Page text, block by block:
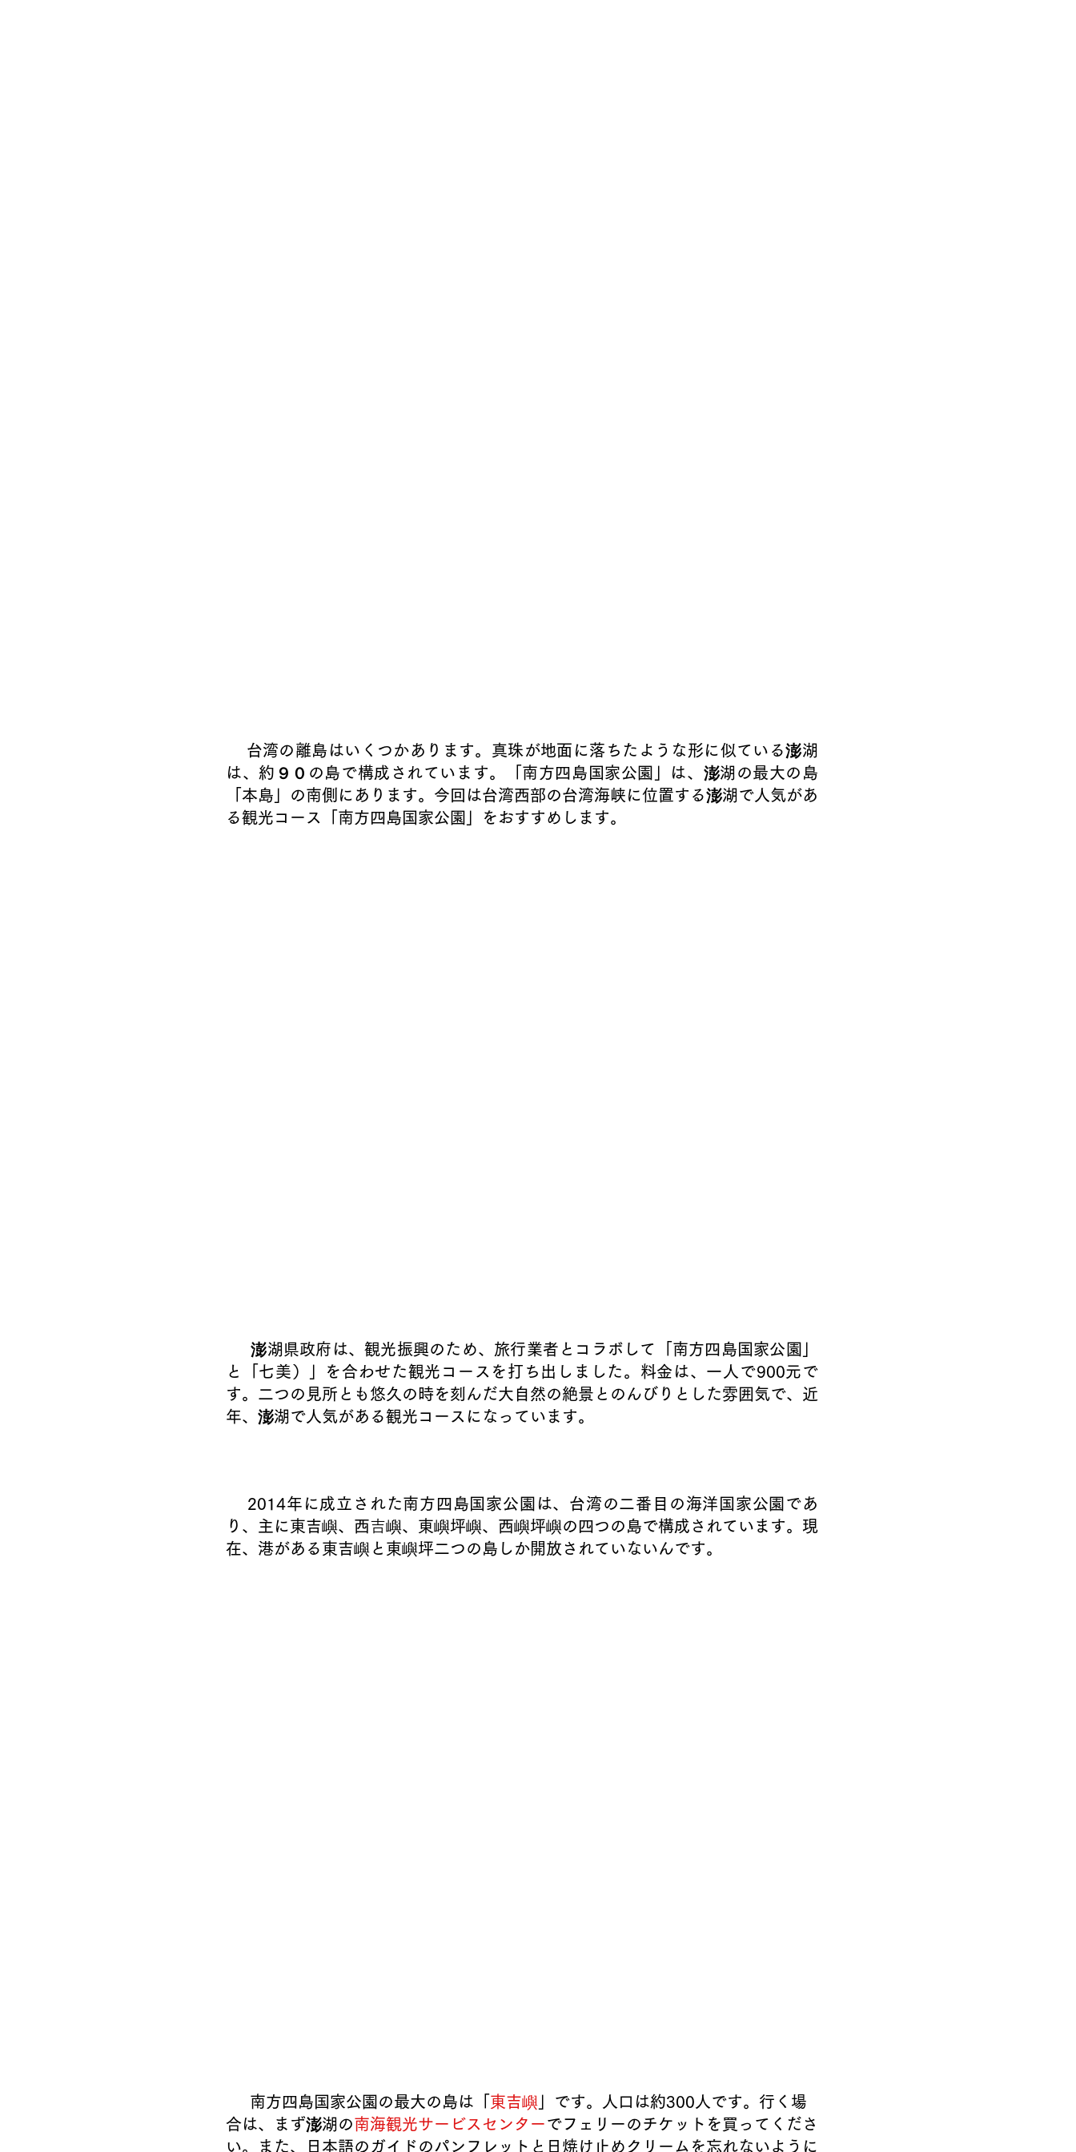
は、約９０の島で構成されています。「南方四島国家公園」は、澎湖の最大の島
「本島」の南側にあります。今回は台湾西部の台湾海峡に位置する澎湖で人気があ
る観光コース「南方四島国家公園」をおすすめします。
     澎湖県政府は、観光振興のため、旅行業者とコラボして「南方四島国家公園」
と「七美）」を合わせた観光コースを打ち出しました。料金は、一人で900元で
す。二つの見所とも悠久の時を刻んだ大自然の絶景とのんびりとした雰囲気で、近
年、澎湖で人気がある観光コースになっています。
り、主に東吉嶼、西吉嶼、東嶼坪嶼、西嶼坪嶼の四つの島で構成されています。現
在、港がある東吉嶼 と東嶼坪二つの島しか開放されていないんです。
     南方四島国家公園の最大の島は「
東吉嶼 」です。人口は約300人です。行く場
合は、まず澎湖の南海観光サービスセンター でフェリーのチケットを買ってくださ
い。また、日本語のガイドのパンフレットと日焼け止めクリームを忘れないように